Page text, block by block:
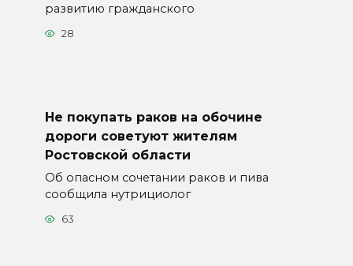
развитию гражданского
28
Не покупать раков на обочине
дороги советуют жителям
Ростовской области
Об опасном сочетании раков и пива
сообщила нутрициолог
63